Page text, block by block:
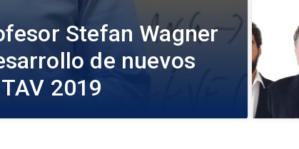
Stefan Wagner
de nuevos
2019